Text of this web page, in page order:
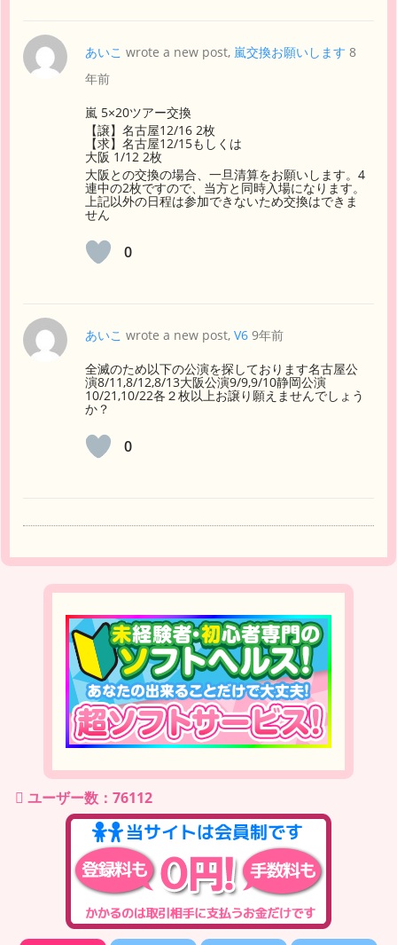
あいこ wrote a new post, 嵐交換お願いします 8
年前
嵐 5×20ツアー交換
【譲】名古屋12/16 2枚
【求】名古屋12/15もしくは
大阪 1/12 2枚
大阪との交換の場合、一旦清算をお願いします。4
連中の2枚ですので、当方と同時入場になります。
上記以外の日程は参加できないため交換はできま
せん
0
あいこ wrote a new post, V6 9年前
全滅のため以下の公演を探しております名古屋公
演8/11,8/12,8/13大阪公演9/9,9/10静岡公演
10/21,10/22各２枚以上お譲り願えませんでしょう
か？
0
ユーザー数：76112